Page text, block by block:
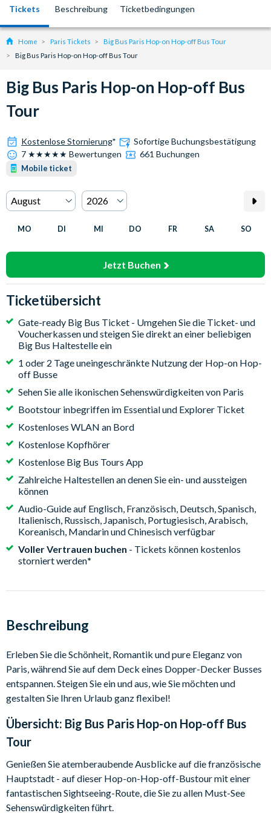
Tickets Beschreibung Ticketbedingungen
Home Paris Tickets
Big Bus Paris Hop-on Hop-off Bus Tour
Big Bus Paris Hop-on Hop-off Bus Tour
Big Bus Paris Hop-on Hop-off Bus
Tour
Kostenlose Stornierung*
Sofortige Buchungsbestätigung
7 ★★★★★ Bewertungen
661 Buchungen
Mobile ticket
MO DI MI DO FR SA SO
Jetzt Buchen
Ticketübersicht
Gate-ready Big Bus Ticket - Umgehen Sie die Ticket- und
Voucherkassen und steigen Sie direkt an einer beliebigen
Big Bus Haltestelle ein
1 oder 2 Tage uneingeschränkte Nutzung der Hop-on Hop-
off Busse
Sehen Sie alle ikonischen Sehenswürdigkeiten von Paris
Bootstour inbegriffen im Essential und Explorer Ticket
Kostenloses WLAN an Bord
Kostenlose Kopfhörer
Kostenlose Big Bus Tours App
Zahlreiche Haltestellen an denen Sie ein- und aussteigen
können
Audio-Guide auf Englisch, Französisch, Deutsch, Spanisch,
Italienisch, Russisch, Japanisch, Portugiesisch, Arabisch,
Koreanisch, Mandarin und Chinesisch verfügbar
Voller Vertrauen buchen - Tickets können kostenlos
storniert werden*
Beschreibung
Erleben Sie die Schönheit, Romantik und pure Eleganz von
Paris, während Sie auf dem Deck eines Dopper-Decker Busses
entspannen. Steigen Sie ein und aus, wie Sie möchten und
gestalten Sie Ihren Urlaub ganz flexibel!
Übersicht: Big Bus Paris Hop-on Hop-off Bus
Tour
Genießen Sie atemberaubende Ausblicke auf die französische
Hauptstadt - auf dieser Hop-on-Hop-off-Bustour mit einer
fantastischen Sightseeing-Route, die Sie zu allen Must-See
Sehenswürdigkeiten führt.